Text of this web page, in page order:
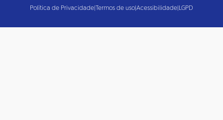
Política de Privacidade|Termos de uso|Acessibilidade|LGPD